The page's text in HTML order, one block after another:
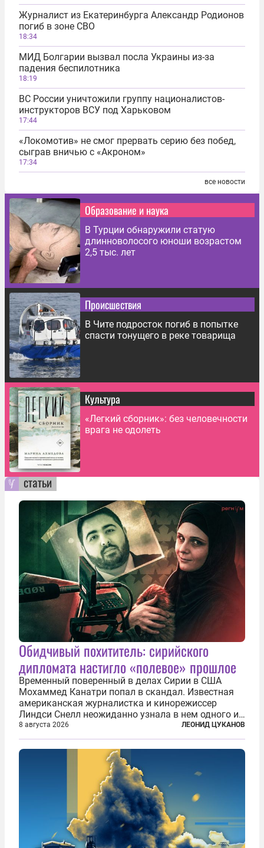
Журналист из Екатеринбурга Александр Родионов
погиб в зоне СВО
18:34
МИД Болгарии вызвал посла Украины из-за
падения беспилотника
18:19
ВС России уничтожили группу националистов-
инструкторов ВСУ под Харьковом
17:44
«Локомотив» не смог прервать серию без побед,
сыграв вничью с «Акроном»
17:34
все новости
Образование и наука
В Турции обнаружили статую
длинноволосого юноши возрастом
2,5 тыс. лет
Происшествия
В Чите подросток погиб в попытке
спасти тонущего в реке товарища
Культура
«Легкий сборник»: без человечности
врага не одолеть
статьи
Обидчивый похититель: сирийского
дипломата настигло «полевое» прошлое
Временный поверенный в делах Сирии в США
Мохаммед Канатри попал в скандал. Известная
американская журналистка и кинорежиссер
Линдси Снелл неожиданно узнала в нем одного из
бандитов, похитивших ее в сирийском Алеппо в
2016 году. Журналистка убеждена, что Канатри, в
то время известный под подпольным...
8 августа 2026 ЛЕОНИД ЦУКАНОВ